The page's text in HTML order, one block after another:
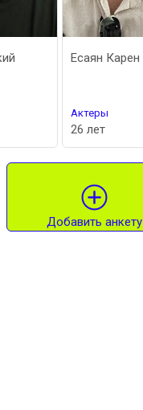
Есаян Карен
Актеры
Добавить анкету